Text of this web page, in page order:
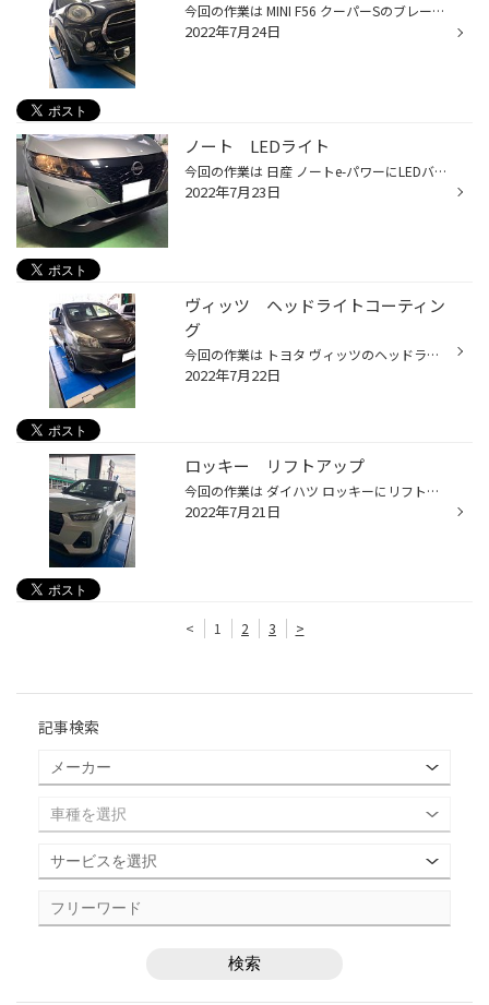
今回の作業は MINI F56 クーパーSのブレーキパット ローター交換作業を行いました 警告灯が点灯したのでブレーキを見て欲しいと依頼を受け確認するとリアブレーキが大変なことに… ローターが2分割に 当初はパットとセンサーの予定でしたがローター交換も必要になりました 今回使用した商品は ディク...
2022年7月24日
ノート LEDライト
今回の作業は 日産 ノートe-パワーにLEDバルブを取り付けました 純正はポジション・LO/HIビームがハロゲン球だったのでLEDにして欲しいとのご依頼でした 今回使用したLEDは ヴァレンティ製 LEDヘッドライトバルブ RC H4 ベロフ製 プレシャスレイ ポジションバルブ T10 6500K を使用しました 交換後...
2022年7月23日
ヴィッツ ヘッドライトコーティン
グ
今回の作業は トヨタ ヴィッツのヘッドライトコーティング作業です よーく見ると少し黄ばんできています まずは黄ばみ除去材を使い大まかに黄ばみを取っていきます 次はバフを使いヘッドライトを磨いていきます 磨き終えたらライトを脱脂を行いコーティング剤を塗布していきました きばみも取れてヘ...
2022年7月22日
ロッキー リフトアップ
今回の作業は ダイハツ ロッキーにリフトアップ車高調とホイールを取り付けました 今回 取付けた車高調は テイン製 ストリート アドヴァンスZ4 ノーマルショックと比べてみました 純正はかなりショック本体が細く頼りない感じです 交換作業を進め 交換前 交換後 前後約3センチのリフトアップで調整...
2022年7月21日
< 1 2 3 >
記事検索